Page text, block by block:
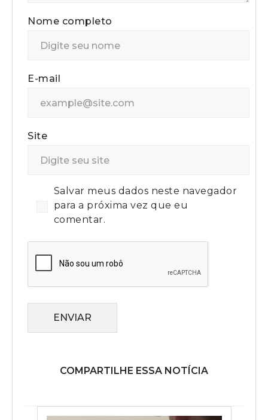
Nome completo
E-mail
Site
Salvar meus dados neste navegador
para a próxima vez que eu
comentar.
ENVIAR
COMPARTILHE ESSA NOTÍCIA